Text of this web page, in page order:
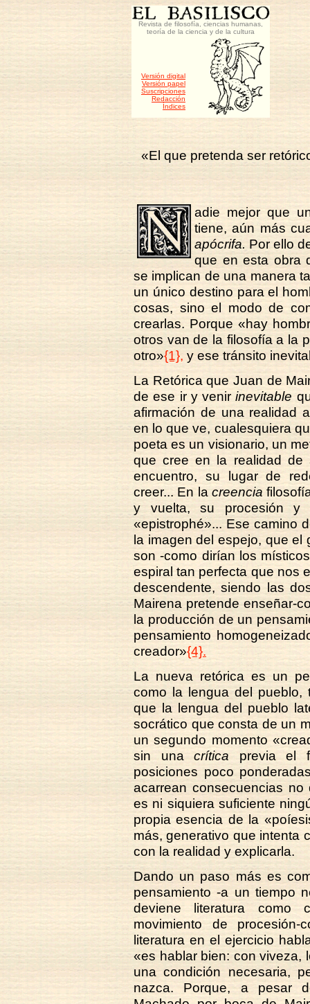
Revista de filosofía, ciencias humanas,
teoría de la ciencia y de la cultura
Versión digital
Versión papel
Suscripciones
Redacción
Índices
«El que pretenda ser
adie mejor que
tiene, aún más
apócrifa. Por ello
que en esta obra
se implican de una manera
un único destino para el
cosas, sino el modo de
crearlas. Porque «hay
otros van de la filosofía a la
otro»{1}, y ese tránsito
La Retórica que Juan de
de ese ir y venirinevitable
afirmación de una realidad
en lo que ve, cualesquiera
poeta es un visionario, un
que cree en la realidad de
encuentro, su lugar de
creer... En la creencia
y vuelta, su procesión y
«epistrophé»... Ese camino
la imagen del espejo, que el
son -como dirían los
espiral tan perfecta que nos
descendente, siendo las
Mairena pretende enseñar-
la producción de un
pensamiento
creador»{4}.
La nueva retórica es un
como la lengua del
que la lengua del pueblo
socrático que consta de un
un segundo momento
sin una crítica previa el
posiciones poco
acarrean consecuencias
es ni siquiera suficiente
propia esencia de la
más, generativo que intenta
con la realidad y explicarla.
Dando un paso más es
pensamiento -a un tiempo
deviene literatura como
movimiento de
literatura en el ejercicio
«es hablar bien: con viveza,
una condición necesaria,
nazca. Porque, a pesar